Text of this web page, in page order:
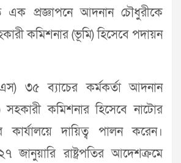
এক প্রজ্ঞাপনে আদনান চৌধুরীকে
কমিশনার (ভূমি) হিসেবে পদায়ন
৩৫ ব্যাচের কর্মকর্তা আদনান
কমিশনার হিসেবে নাটোর
কার্যালয়ে দায়িত্ব পালন করেন।
জানুয়ারি রাষ্ট্রপতির আদেশক্রমে